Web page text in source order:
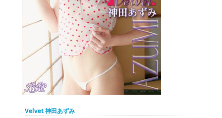
Velvet 神田あずみ